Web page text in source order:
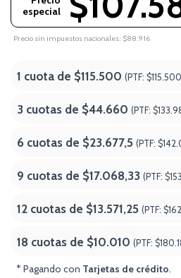
especial
Precio sin impuestos nacionales: $88.916
1 cuota de $115.500 (PTF:
3 cuotas de $44.660 (PTF:
6 cuotas de $23.677,5 (PTF:
9 cuotas de $17.068,33 (PTF:
12 cuotas de $13.571,25 (PTF:
18 cuotas de $10.010 (PTF:
* Pagando con Tarjetas de crédito.